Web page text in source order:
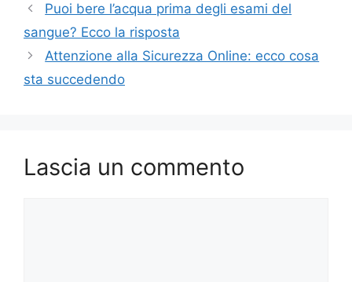
Puoi bere l’acqua prima degli esami del
sangue? Ecco la risposta
Attenzione alla Sicurezza Online: ecco cosa
sta succedendo
Lascia un commento